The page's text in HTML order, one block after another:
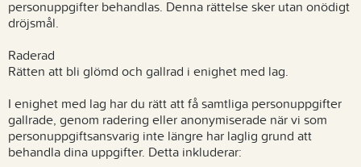
personuppgifter behandlas. Denna rättelse sker utan onödigt
dröjsmål.
Raderad
Rätten att bli glömd och gallrad i enighet med lag.
I enighet med lag har du rätt att få samtliga personuppgifter
gallrade, genom radering eller anonymiserade när vi som
personuppgiftsansvarig inte längre har laglig grund att
behandla dina uppgifter. Detta inkluderar: